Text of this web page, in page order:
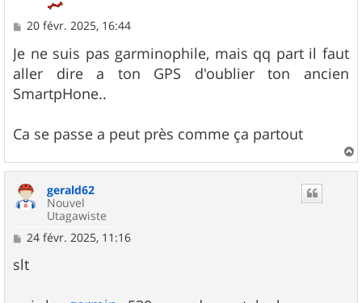
M
s
s
a
g
e
20 févr. 2025, 16:44
Je ne suis pas garminophile, mais qq part il faut
aller dire a ton GPS d'oublier ton ancien
SmartpHone..
Ca se passe a peut près comme ça partout
a
gerald62
Nouvel
Utagawiste
M
s
s
24 févr. 2025, 11:16
slt